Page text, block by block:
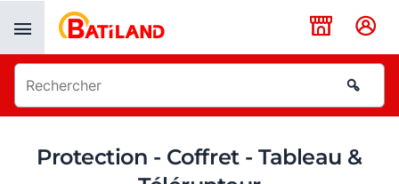
Protection - Coffret - Tableau &
Panneau de gestion des cookies